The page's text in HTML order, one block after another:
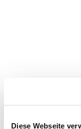
Diese Webseite